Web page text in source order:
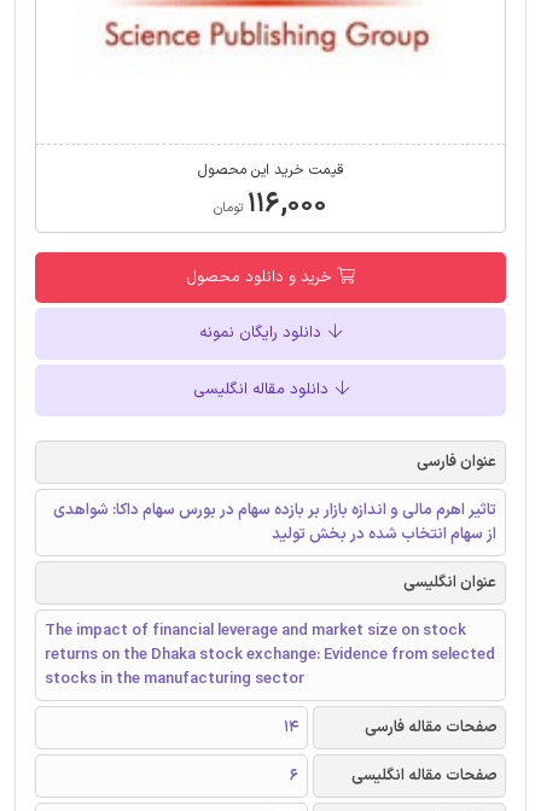
قیمت خرید این محصول
۱۱۶,۰۰۰ تومان
خرید و دانلود محصول
دانلود رایگان نمونه
دانلود مقاله انگلیسی
عنوان فارسی
تاثیر اهرم مالی و اندازه بازار بر بازده سهام در بورس سهام داکا: شواهدی
از سهام انتخاب شده در بخش تولید
عنوان انگلیسی
The impact of financial leverage and market size on stock
returns on the Dhaka stock exchange: Evidence from selected
stocks in the manufacturing sector
صفحات مقاله فارسی
14
صفحات مقاله انگلیسی
6